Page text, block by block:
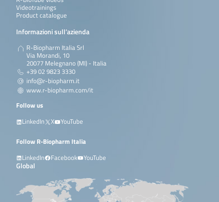
Videotrainings
Product catalogue
Informazioni sull’azienda
R-Biopharm Italia Srl
Via Morandi, 10
20077 Melegnano (MI) - Italia
+39 02 9823 3330
info@r-biopharm.it
www.r-biopharm.com/it
Follow us
LinkedIn
X YouTube
Follow R-Biopharm Italia
LinkedIn
Facebook YouTube
Global